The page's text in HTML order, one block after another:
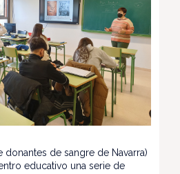
donantes de sangre de Navarra)
educativo una serie de